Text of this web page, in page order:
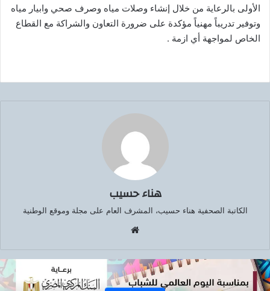
الأولى بالرعاية من خلال إنشاء وصلات مياه وصرف صحي وابيار مياه
وتوفير تدريباً مهنياً مؤكدة على ضرورة التعاون والشراكة مع القطاع
الخاص لمواجهة أي ازمة .
هناء حسيب
الكاتبة الصحفية هناء حسيب، المشرف العام على مجلة وموقع الوطنية
الوي
ب